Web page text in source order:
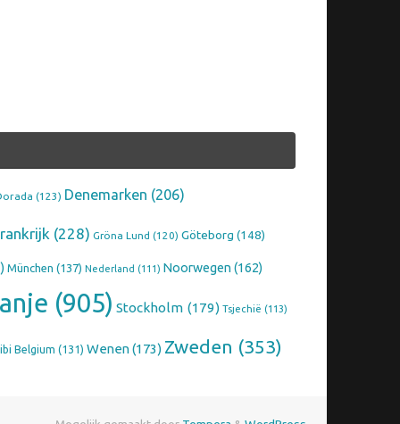
(123) Denemarken (206)
(228) Gröna Lund (120) Göteborg (148)
München (137) Nederland (111) Noorwegen (162)
(905) Stockholm (179) Tsjechië (113)
Belgium (131) Wenen(173) Zweden (353)